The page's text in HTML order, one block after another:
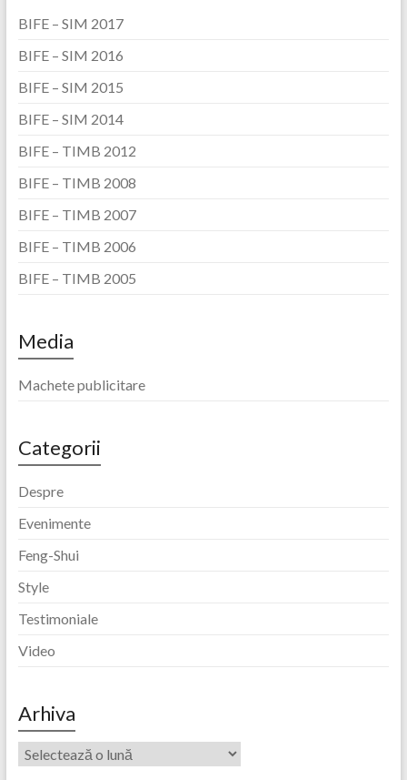
BIFE – SIM 2017
BIFE – SIM 2016
BIFE – SIM 2015
BIFE – SIM 2014
BIFE – TIMB 2012
BIFE – TIMB 2008
BIFE – TIMB 2007
BIFE – TIMB 2006
BIFE – TIMB 2005
Media
Machete publicitare
Categorii
Despre
Evenimente
Feng-Shui
Style
Testimoniale
Video
Arhiva